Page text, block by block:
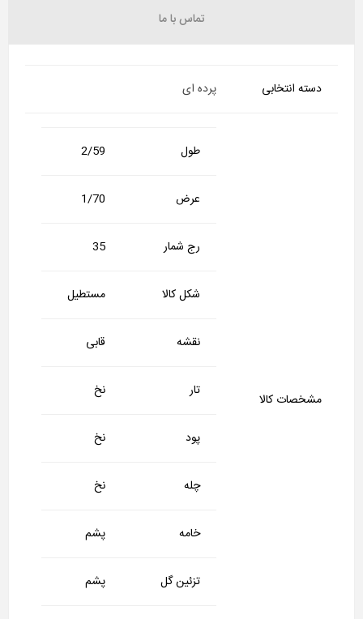
تماس با ما
دسته انتخابی پرده ای
مشخصات کالا
طول 2/59
عرض 1/70
رج شمار 35
شکل کالا مستطیل
نقشه قابی
تار نخ
پود نخ
چله نخ
خامه پشم
تزئین گل پشم